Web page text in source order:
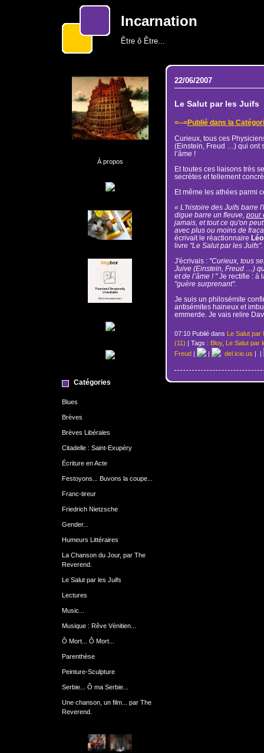
Incarnation
Être ô Être...
À propos
Catégories
Blues
Brèves
Brèves Libérales
Citadelle : Saint-Exupéry
Écriture en Acte
Festoyons... Buvons la coupe...
Franc-tireur
Friedrich Nietzsche
Gender...
Humeurs Littéraires
La Chanson du Jour, par The
Reverend.
Le Salut par les Juifs
Lectures
Music...
Musique : Rêve Vénitien...
Ô Mort... Ô Mort...
Parenthèse
Peinture-Sculpture
Serbie... Ô ma Serbie...
Une chanson, un film... par The
Reverend.
22/06/2007
Le Salut par les Juifs
=--=Publié dans la
Curieux, tous ces
(Einstein, Freud …) qui ont
l’âme !
Et toutes ces liaisons très
secrètes et tellement
Et même les athées parmi
« L'histoire des Juifs barre
digue barre un fleuve, pour
jamais, et tout ce qu'on
avec plus ou moins de
écrivait le réactionnaire
livre "Le Salut par les Juifs".
J'écrivais : "Curieux, tous
Juive (Einstein, Freud …)
et de l’âme ! "Je rectifie : à
"guère surprenant".
Je suis un philosémite
antisémites haineux et
emmerde. Je vais relire
07:10 Publié dans Le Salut par
(11) | Tags : Bloy, Le Salut par
Freud| | del.icio.us | |